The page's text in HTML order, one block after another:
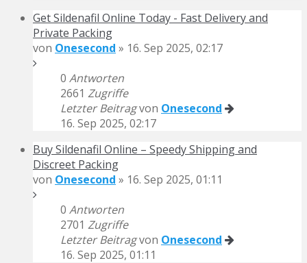
Get Sildenafil Online Today - Fast Delivery and
Private Packing
von Onesecond » 16. Sep 2025, 02:17
0 Antworten
2661 Zugriffe
Letzter Beitragvon Onesecond
16. Sep 2025, 02:17
Buy Sildenafil Online – Speedy Shipping and
Discreet Packing
von Onesecond » 16. Sep 2025, 01:11
0 Antworten
2701 Zugriffe
Letzter Beitragvon Onesecond
16. Sep 2025, 01:11